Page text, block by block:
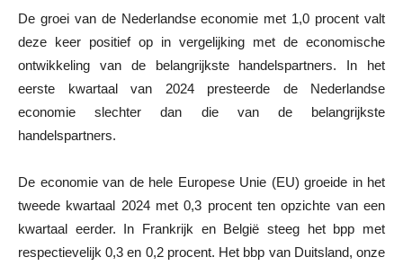
De groei van de Nederlandse economie met 1,0 procent valt
deze keer positief op in vergelijking met de economische
ontwikkeling van de belangrijkste handelspartners. In het
eerste kwartaal van 2024 presteerde de Nederlandse
economie slechter dan die van de belangrijkste
handelspartners.
De economie van de hele Europese Unie (EU) groeide in het
tweede kwartaal 2024 met 0,3 procent ten opzichte van een
kwartaal eerder. In Frankrijk en België steeg het bpp met
respectievelijk 0,3 en 0,2 procent. Het bbp van Duitsland, onze